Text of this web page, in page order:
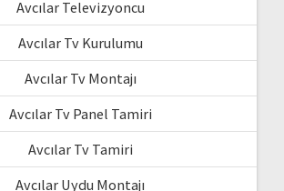
Avcılar Televizyoncu
Avcılar Tv Kurulumu
Avcılar Tv Montajı
Avcılar Tv Panel Tamiri
Avcılar Tv Tamiri
Avcılar Uydu Montajı